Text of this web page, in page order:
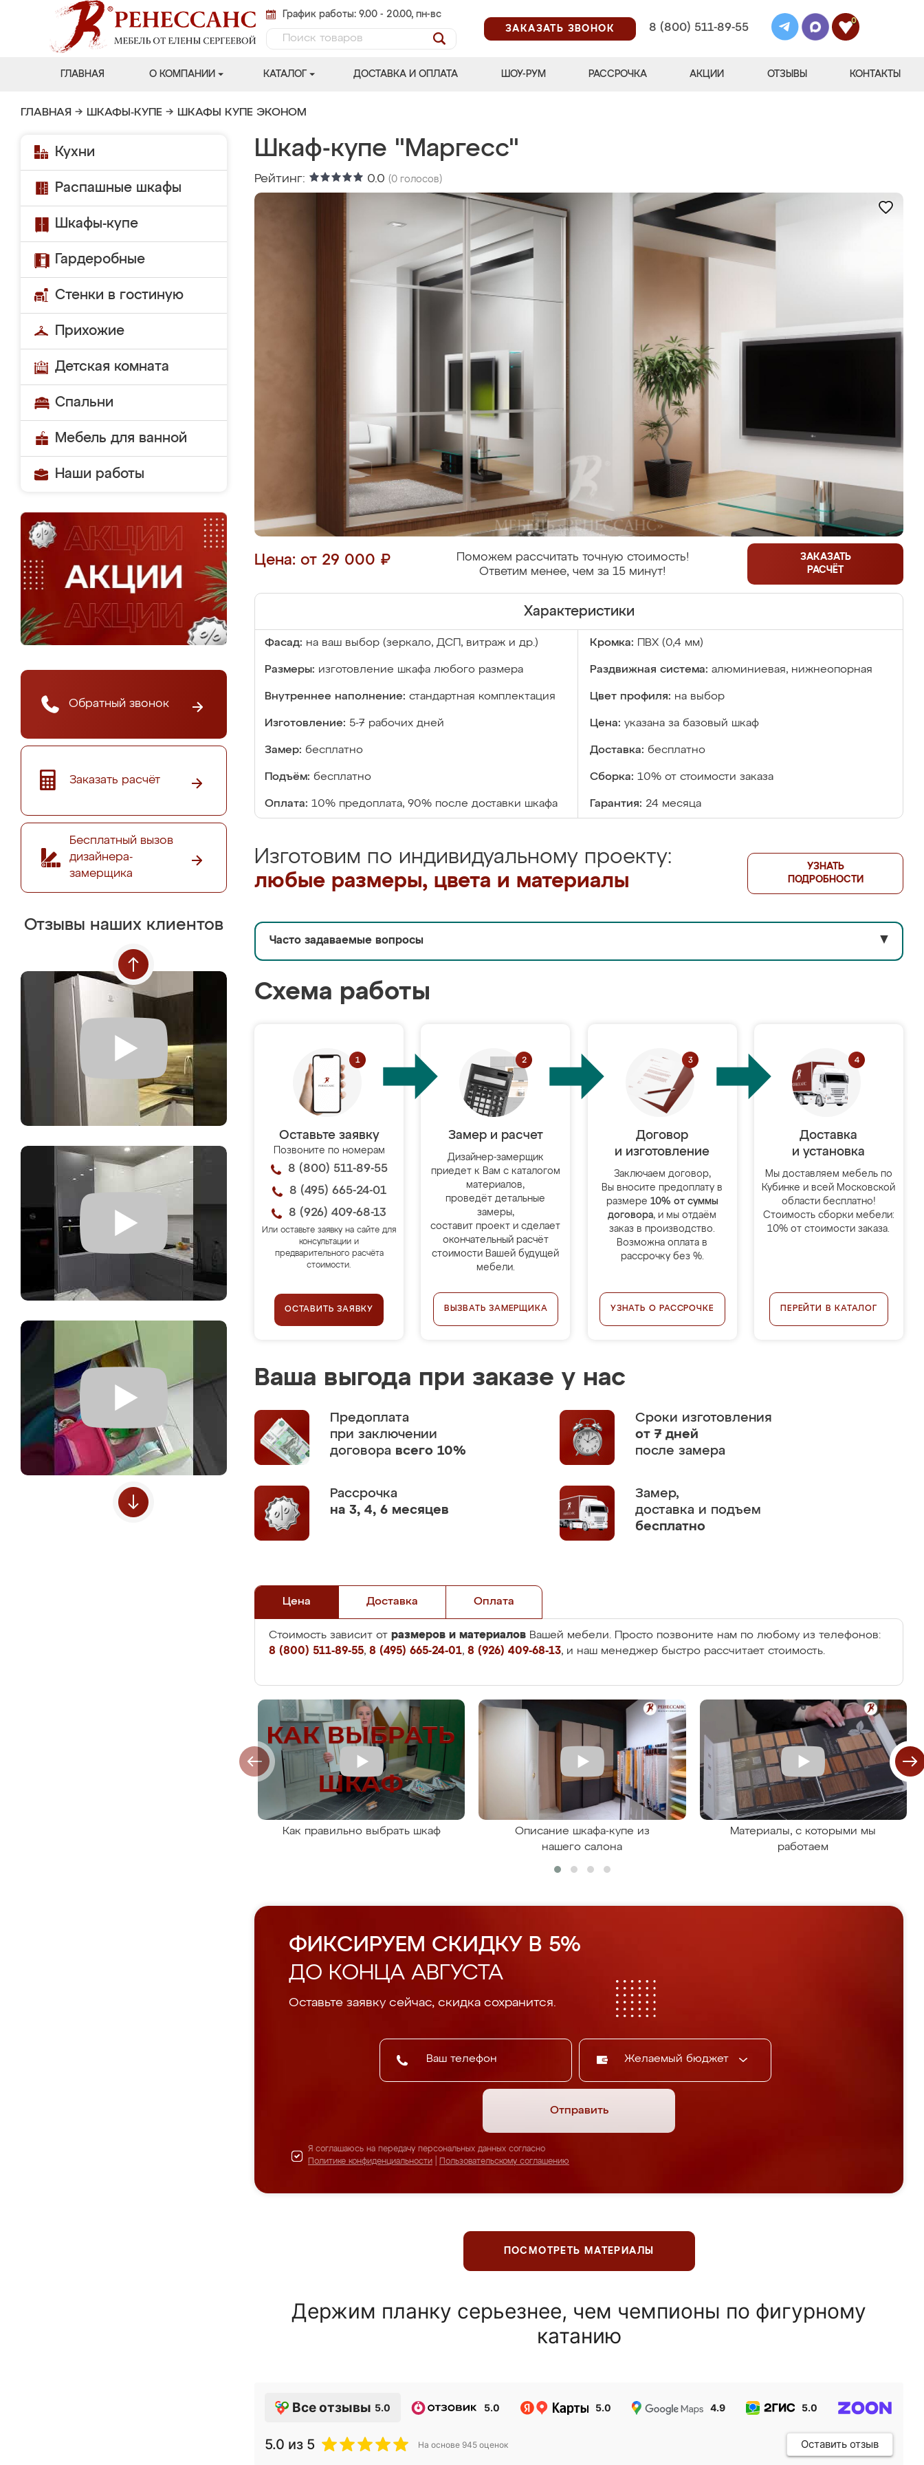
График работы: 9.00 - 20.00, пн-вс
ЗАКАЗАТЬ ЗВОНОК
8 (800) 511-89-55
0
ГЛАВНАЯ О КОМПАНИИ КАТАЛОГ ДОСТАВКА И ОПЛАТА ШОУ-РУМ РАССРОЧКА АКЦИИ ОТЗЫВЫ КОНТАКТЫ
ГЛАВНАЯ → ШКАФЫ-КУПЕ → ШКАФЫ КУПЕ ЭКОНОМ
Кухни
Распашные шкафы
Шкафы-купе
Гардеробные
Стенки в гостиную
Прихожие
Детская комната
Спальни
Мебель для ванной
Наши работы
Обратный звонок
Заказать расчёт
Бесплатный вызов
дизайнера-
замерщика
Отзывы наших клиентов
Шкаф-купе "Маргесс"
Рейтинг: 0.0 (0 голосов)
Цена: от 29 000 ₽
Поможем рассчитать точную стоимость!
Ответим менее, чем за 15 минут!
ЗАКАЗАТЬ
РАСЧЁТ
Характеристики
Фасад: на ваш выбор (зеркало, ДСП, витраж и др.) Кромка: ПВХ (0,4 мм)
Размеры: изготовление шкафа любого размера Раздвижная система: алюминиевая, нижнеопорная
Внутреннее наполнение: стандартная комплектация Цвет профиля: на выбор
Изготовление: 5-7 рабочих дней Цена: указана за базовый шкаф
Замер: бесплатно Доставка: бесплатно
Подъём: бесплатно Сборка: 10% от стоимости заказа
Оплата: 10% предоплата, 90% после доставки шкафа Гарантия: 24 месяца
Изготовим по индивидуальному проекту:
любые размеры, цвета и материалы
УЗНАТЬ
ПОДРОБНОСТИ
Часто задаваемые вопросы ▼
Схема работы
Оставьте заявку
Позвоните по номерам
8 (800) 511-89-55
8 (495) 665-24-01
8 (926) 409-68-13
Или оставьте заявку на сайте для
консультации и
предварительного расчёта
стоимости.
ОСТАВИТЬ ЗАЯВКУ
Замер и расчет
Дизайнер-замерщик
приедет к Вам с каталогом
материалов,
проведёт детальные
замеры,
составит проект и сделает
окончательный расчёт
стоимости Вашей будущей
мебели.
ВЫЗВАТЬ ЗАМЕРЩИКА
Договор
и изготовление
Заключаем договор,
Вы вносите предоплату в
размере 10% от суммы
договора, и мы отдаём
заказ в производство.
Возможна оплата в
рассрочку без %.
УЗНАТЬ О РАССРОЧКЕ
Доставка
и установка
Мы доставляем мебель по
Кубинке и всей Московской
области бесплатно!
Стоимость сборки мебели:
10% от стоимости заказа.
ПЕРЕЙТИ В КАТАЛОГ
Ваша выгода при заказе у нас
Предоплата
при заключении
договора всего 10%
Сроки изготовления
от 7 дней
после замера
Рассрочка
на 3, 4, 6 месяцев
Замер,
доставка и подъем
бесплатно
Цена Доставка Оплата
Стоимость зависит от размеров и материалов Вашей мебели. Просто позвоните нам по любому из телефонов:
8 (800) 511-89-55, 8 (495) 665-24-01, 8 (926) 409-68-13, и наш менеджер быстро рассчитает стоимость.
Как правильно выбрать шкаф
Описание шкафа-купе из
нашего салона
Материалы, с которыми мы
работаем
ФИКСИРУЕМ СКИДКУ В 5%
ДО КОНЦА АВГУСТА
Оставьте заявку сейчас, скидка сохранится.
Желаемый бюджет
Отправить
Я соглашаюсь на передачу персональных данных согласно
Политике конфиденциальности
Пользовательскому соглашению
ПОСМОТРЕТЬ МАТЕРИАЛЫ
Держим планку серьезнее, чем чемпионы по фигурному
катанию
Все отзывы 5.0 5.0 5.0 4.9 5.0
5.0 из 5 На основе 945 оценок Оставить отзыв